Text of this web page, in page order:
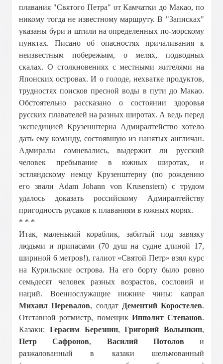
плавания "Святого Петра" от Камчатки до Макао, по
никому тогда не известному маршруту. В "Записках"
указаны бури и штили на определенных по-морскому
пунктах. Писано об опасностях причаливания к
неизвестным побережьям, о мелях, подводных
скалах. О столкновениях с местными жителями на
Японских островах. И о голоде, нехватке продуктов,
трудностях поисков пресной воды в пути до Макао.
Обстоятельно рассказано о состоянии здоровья
русских плавателей на разных широтах. А ведь перед
экспедицией Крузенштерна Адмиралтейство хотело
дать ему команду, состоявшую из нанятых англичан.
Адмиралы сомневались, выдержит ли русский
человек пребывание в южных широтах, и
эстляндскому немцу Крузенштерну (по рождению
его звали Adam Johann von Krusenstern) с трудом
удалось доказать российскому Адмиралтейству
пригодность русаков к плаваниям в южных морях.
* * *
Итак, маленький кораблик, забитый под завязку
людьми и припасами (70 душ на судне длиной 17,
шириной 6 метров!), галиот «Святой Петр» взял курс
на Курильские острова. На его борту было ровно
семьдесят человек разных возрастов, сословий и
наций. Военнослужащие нижние чины: капрал
Михаил Перевалов, солдат Дементий Коростелев.
Отставной ротмистр, помещик Ипполит Степанов.
Казаки: Герасим Березнин,Григорий Волынкин,
Петр Сафронов, Василий Потолов и
разжалованный в казаки шельмованный